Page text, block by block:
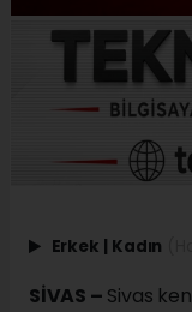
Erkek Kadın
SİVAS – Sivas